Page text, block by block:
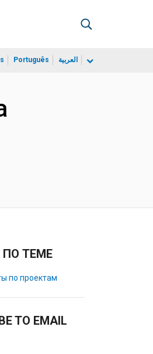
Português العربية
ТЕМЕ
по проектам
TO EMAIL